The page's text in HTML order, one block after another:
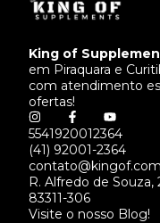
King of
em Piraquara e
com atendimento
ofertas!
5541920012364
(41) 92001-2364
R. Alfredo de Souza,
83311-306
Visite o nosso Blog!